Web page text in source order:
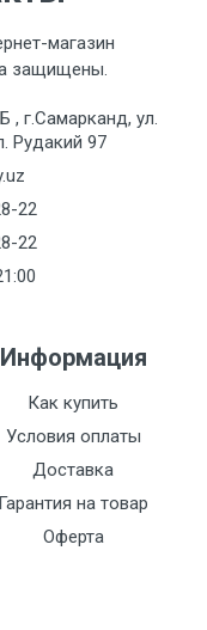
магазин
защищены.
, г.Самарканд, ул.
Рудакий 97
22
22
Информация
Как купить
Условия оплаты
Доставка
Гарантия на товар
Оферта